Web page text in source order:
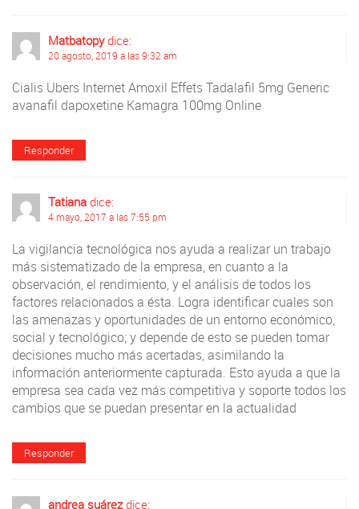
Matbatopy dice:
20 agosto, 2019 a las 9:32 am
Cialis Ubers Internet Amoxil Effets Tadalafil 5mg Generic
avanafil dapoxetine Kamagra 100mg Online
Responder
Tatiana dice:
4 mayo, 2017 a las 7:55 pm
La vigilancia tecnológica nos ayuda a realizar un trabajo
más sistematizado de la empresa, en cuanto a la
observación, el rendimiento, y el análisis de todos los
factores relacionados a ésta. Logra identificar cuales son
las amenazas y oportunidades de un entorno económico,
social y tecnológico; y depende de esto se pueden tomar
decisiones mucho más acertadas, asimilando la
información anteriormente capturada. Esto ayuda a que la
empresa sea cada vez más competitiva y soporte todos los
cambios que se puedan presentar en la actualidad
Responder
andrea suárez dice: